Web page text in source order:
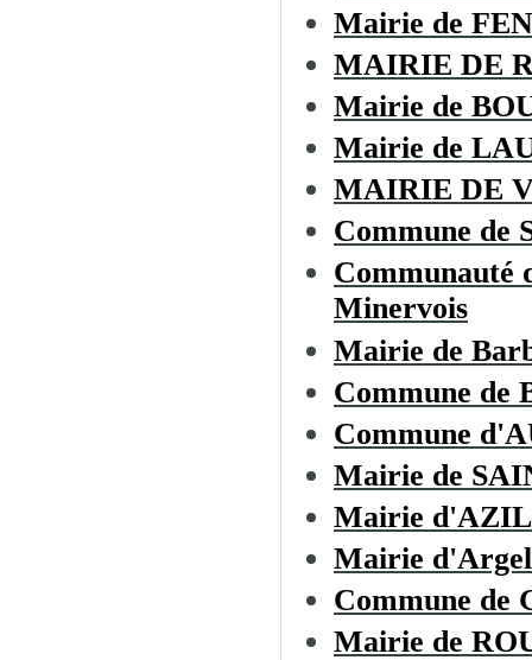
Mairie de
MAIRIE DE
Mairie de
Mairie de
MAIRIE DE
Commune de
Communauté
Minervois
Mairie de
Commune de
Commune
Mairie de
Mairie
Mairie
Commune
Mairie de